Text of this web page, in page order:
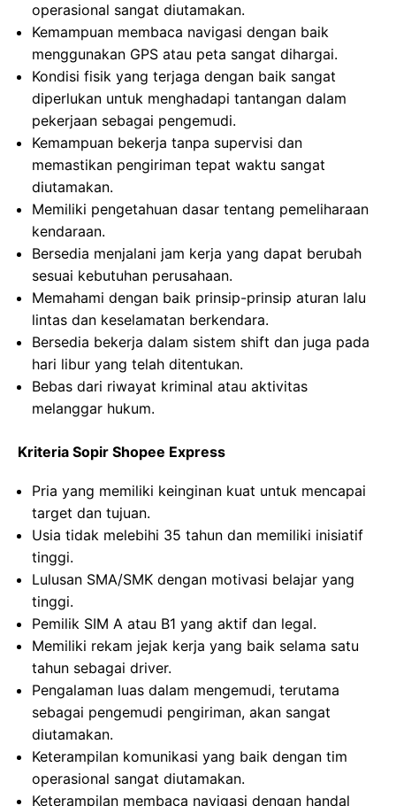
operasional sangat diutamakan.
Kemampuan membaca navigasi dengan baik
menggunakan GPS atau peta sangat dihargai.
Kondisi fisik yang terjaga dengan baik sangat
diperlukan untuk menghadapi tantangan dalam
pekerjaan sebagai pengemudi.
Kemampuan bekerja tanpa supervisi dan
memastikan pengiriman tepat waktu sangat
diutamakan.
Memiliki pengetahuan dasar tentang pemeliharaan
kendaraan.
Bersedia menjalani jam kerja yang dapat berubah
sesuai kebutuhan perusahaan.
Memahami dengan baik prinsip-prinsip aturan lalu
lintas dan keselamatan berkendara.
Bersedia bekerja dalam sistem shift dan juga pada
hari libur yang telah ditentukan.
Bebas dari riwayat kriminal atau aktivitas
melanggar hukum.
Kriteria Sopir Shopee Express
Pria yang memiliki keinginan kuat untuk mencapai
target dan tujuan.
Usia tidak melebihi 35 tahun dan memiliki inisiatif
tinggi.
Lulusan SMA/SMK dengan motivasi belajar yang
tinggi.
Pemilik SIM A atau B1 yang aktif dan legal.
Memiliki rekam jejak kerja yang baik selama satu
tahun sebagai driver.
Pengalaman luas dalam mengemudi, terutama
sebagai pengemudi pengiriman, akan sangat
diutamakan.
Keterampilan komunikasi yang baik dengan tim
operasional sangat diutamakan.
Keterampilan membaca navigasi dengan handal